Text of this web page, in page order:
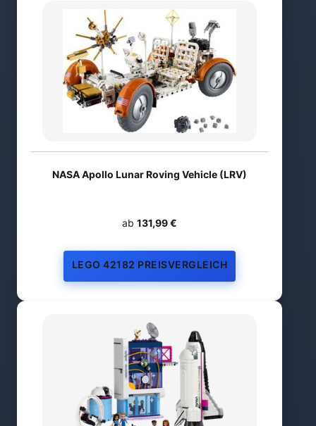
NASA Apollo Lunar Roving Vehicle (LRV)
ab 131,99 €
LEGO 42182 PREISVERGLEICH